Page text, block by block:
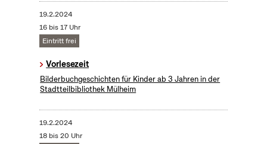
19.2.2024
16 bis 17 Uhr
Eintritt frei
Vorlesezeit
Bilderbuchgeschichten für Kinder ab 3 Jahren in der
Stadtteilbibliothek Mülheim
19.2.2024
18 bis 20 Uhr